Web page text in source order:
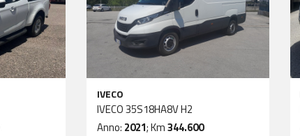
IVECO
IVECO 35S18HA8V H2
Anno: 2021; Km344.600